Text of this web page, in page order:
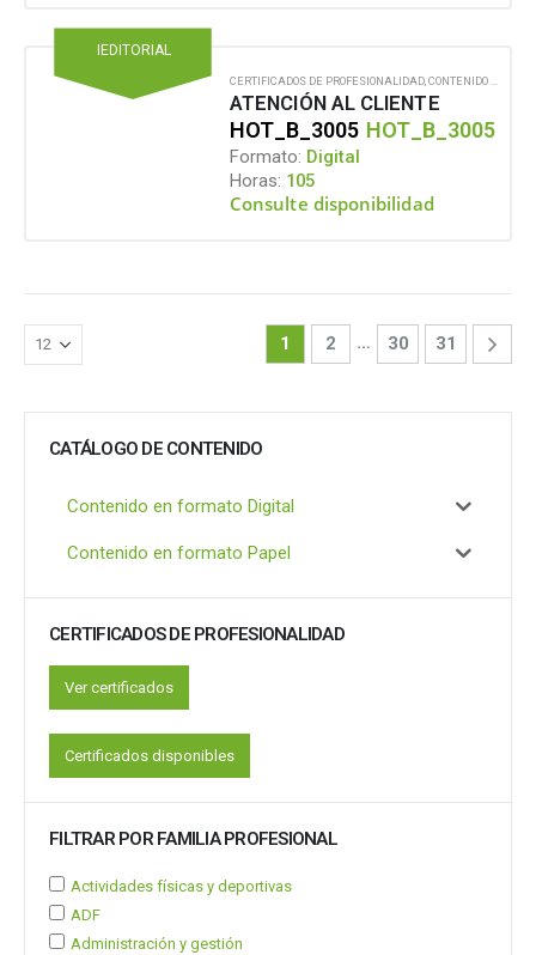
IEDITORIAL
CERTIFICADOS DE PROFESIONALIDAD CONTENIDO EN FORMATO DIGITAL
ATENCIÓN AL CLIENTE
HOT_B_3005 HOT_B_3005
Formato: Digital
Horas: 105
Consulte disponibilidad
1 2 … 30 31
CATÁLOGO DE CONTENIDO
Contenido en formato Digital
Contenido en formato Papel
CERTIFICADOS DE PROFESIONALIDAD
Ver certificados
Certificados disponibles
FILTRAR POR FAMILIA PROFESIONAL
Actividades físicas y deportivas
ADF
Administración y gestión